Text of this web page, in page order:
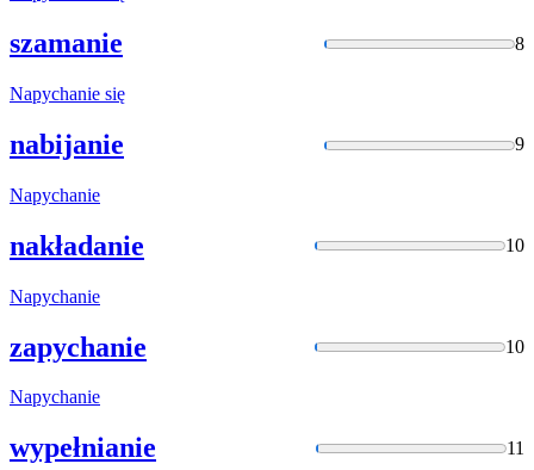
szamanie 8
Napychanie się
nabijanie 9
Napychanie
nakładanie 10
Napychanie
zapychanie 10
Napychanie
wypełnianie 11